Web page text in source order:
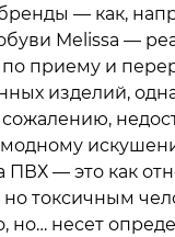
— как,
Melissa —
приему и
изделий,
модному
ПВХ — это как
токсичным
но… несет